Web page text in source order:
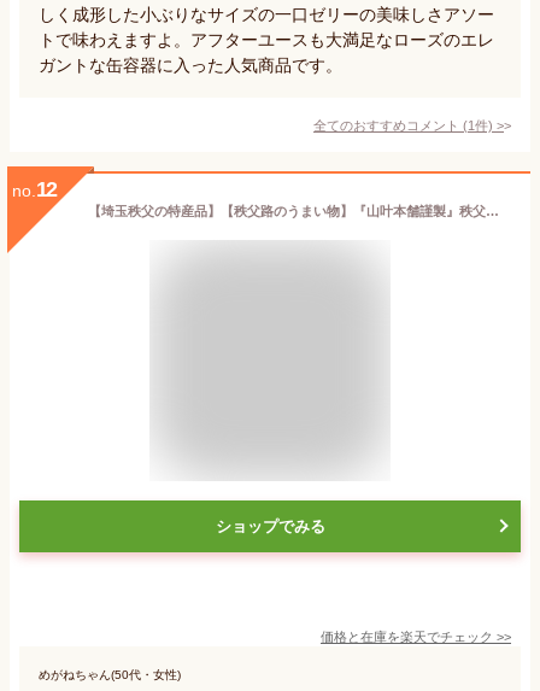
しく成形した小ぶりなサイズの一口ゼリーの美味しさアソー
トで味わえますよ。アフターユースも大満足なローズのエレ
ガントな缶容器に入った人気商品です。
全てのおすすめコメント (1件) >
no. 12
【埼玉秩父の特産品】【秩父路のうまい物】『山叶本舗謹製』秩父梅・天日干し［小粒］（180g）梅干し おにぎり お弁当 免疫力UP うめぼし 梅 梅干し【秩父物産】【冷蔵クール便同梱可】
ショップでみる
価格と在庫を楽天でチェック >>
めがねちゃん(50代・女性)